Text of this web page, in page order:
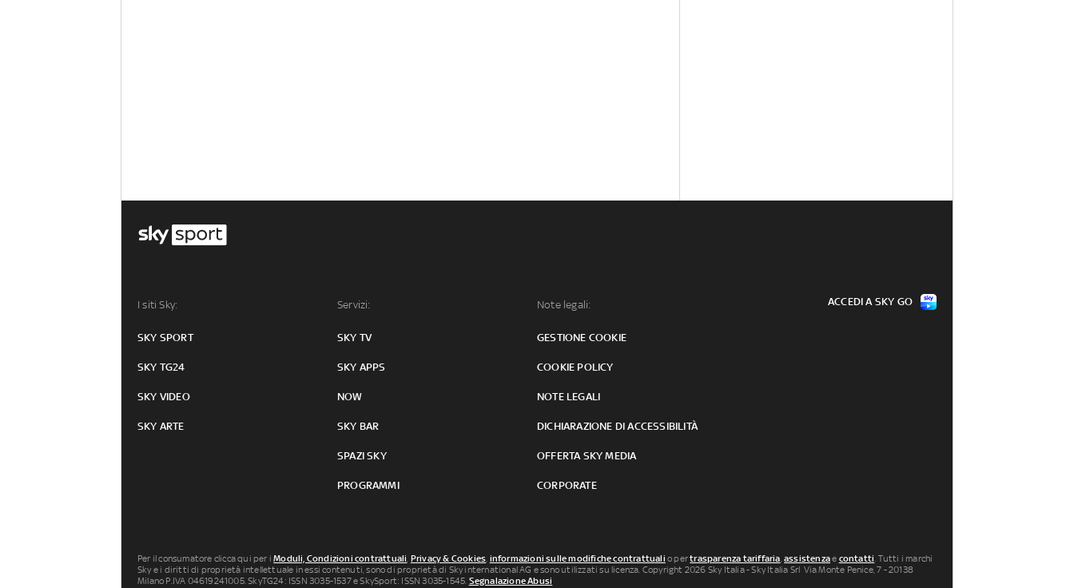
I siti Sky:
SKY SPORT
SKY TG24
SKY VIDEO
SKY ARTE
Servizi:
SKY TV
SKY APPS
NOW
SKY BAR
SPAZI SKY
PROGRAMMI
Note legali:
GESTIONE COOKIE
COOKIE POLICY
NOTE LEGALI
DICHIARAZIONE DI ACCESSIBILITÀ
OFFERTA SKY MEDIA
CORPORATE
ACCEDI A SKY GO
Per il consumatore clicca qui per iModuli, Condizioni contrattuali, Privacy & Cookies, informazioni sulle modifiche contrattuali o pertrasparenza tariffaria,assistenzae contatti. Tutti i marchi
Sky e i diritti di proprietà intellettuale in essi contenuti, sono di proprietà di Sky international AG e sono utilizzati su licenza. Copyright 2026 Sky Italia - Sky Italia Srl Via Monte Penice, 7 - 20138
Milano P.IVA 04619241005. SkyTG24: ISSN 3035-1537 e SkySport: ISSN 3035-1545. Segnalazione Abusi